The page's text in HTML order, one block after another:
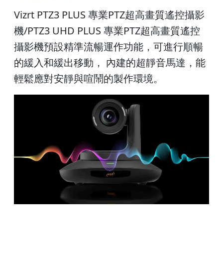
Vizrt PTZ3 PLUS 專業PTZ超高畫質遙控攝影
機/PTZ3 UHD PLUS 專業PTZ超高畫質遙控
攝影機預設精準流暢運作功能，可進行順暢
的緩入和緩出移動， 內建的超靜音馬達，能
輕鬆應對安靜與喧鬧的製作環境。